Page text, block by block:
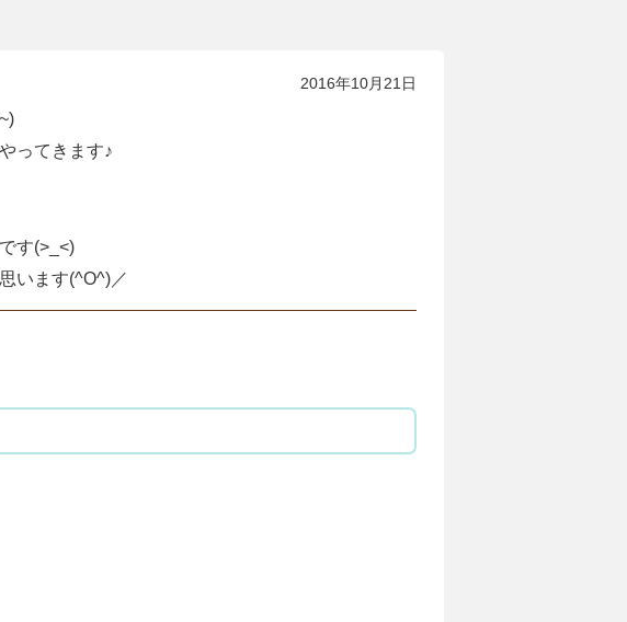
2016年10月21日
ってきます♪
す(>_<)
います(^O^)／